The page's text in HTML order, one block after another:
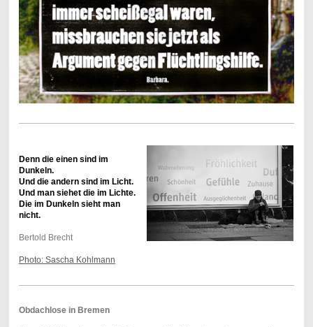
Denn die einen sind im
Dunkeln.
Und die andern sind im Licht.
Und man siehet die im Lichte.
Die im Dunkeln sieht man
nicht.
Bertold Brecht
Photo: Sascha Kohlmann
Obdachlose in Bremen